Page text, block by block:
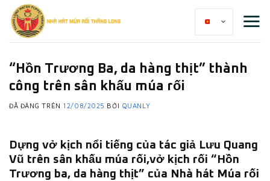
Chuyển
đến
“Hồn Trương Ba, da hàng thịt” thành
công trên sân khấu múa rối
ĐÃ ĐĂNG TRÊN 12/08/2025 BỞI QUANLY
Dựng vở kịch nổi tiếng của tác giả Lưu Quang
Vũ trên sân khấu múa rối,vở kịch rối “Hồn
Trương ba, da hàng thịt” của Nhà hát Múa rối